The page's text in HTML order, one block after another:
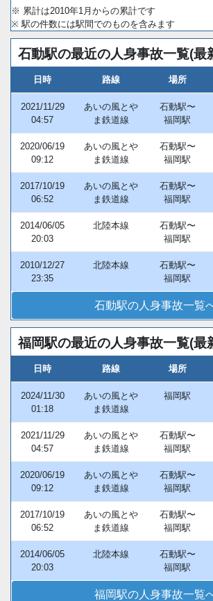
※ 累計は2010年1月からの累計です
※ 駅の件数には駅間でのものを含みます
石動駅の最近の人身事故一覧(最
日時 路線 場所
2021/11/29
04:57
あいの風とや
ま鉄道線
石動駅〜
福岡駅
2020/06/19
09:12
あいの風とや
ま鉄道線
石動駅〜
福岡駅
2017/10/19
06:52
あいの風とや
ま鉄道線
石動駅〜
福岡駅
2014/06/05
20:03
北陸本線
石動駅〜
福岡駅
2010/12/27
23:35
北陸本線
石動駅〜
福岡駅
石動駅の人身事故一覧
福岡駅の最近の人身事故一覧(最
日時 路線 場所
2024/11/30
01:18
あいの風とや
ま鉄道線
福岡駅
2021/11/29
04:57
あいの風とや
ま鉄道線
石動駅〜
福岡駅
2020/06/19
09:12
あいの風とや
ま鉄道線
石動駅〜
福岡駅
2017/10/19
06:52
あいの風とや
ま鉄道線
石動駅〜
福岡駅
2014/06/05
20:03
北陸本線
石動駅〜
福岡駅
福岡駅の人身事故一覧